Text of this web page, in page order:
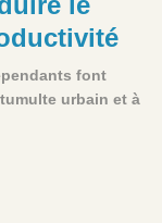
font
urbain et à